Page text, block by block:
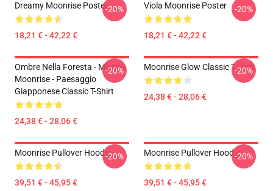
Dreamy Moonrise Poster
18,21 € - 42,22 €
-20% Viola Moonrise Poster
18,21 € - 42,22 €
-20%
Ombre Nella Foresta - Mistico
Moonrise - Paesaggio
Giapponese Classic T-Shirt
24,38 € - 28,06 €
-20% Moonrise Glow Classic T-Shirt
24,38 € - 28,06 €
-20%
Moonrise Pullover Hoodie
39,51 € - 45,95 €
-20% Moonrise Pullover Hoodie
39,51 € - 45,95 €
-20%